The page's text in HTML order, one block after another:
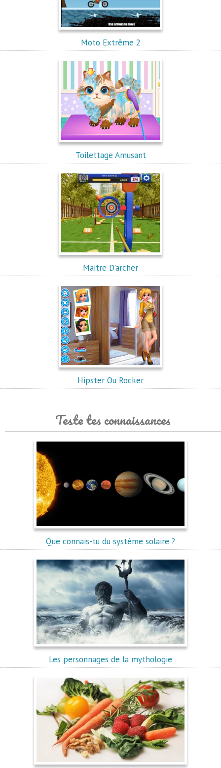
Moto Extrême 2
Toilettage Amusant
Maitre D'archer
Hipster Ou Rocker
Teste tes connaissances
Que connais-tu du système solaire ?
Les personnages de la mythologie